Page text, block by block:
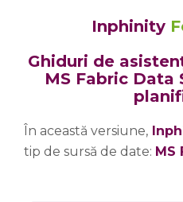
Inphinity
Ghiduri de
MS Fabric Data
În această versiune,
tip de sursă de date: MS